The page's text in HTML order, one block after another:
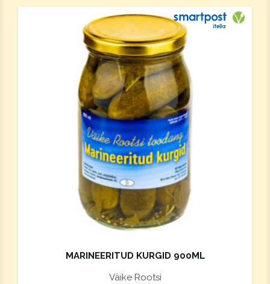
Saab
Vegan
MARINEERITUD KURGID 900ML
Väike Rootsi